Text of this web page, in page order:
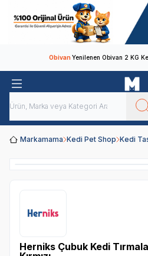
ObivanYenilenen Obivan 2 KG
Markamama Kedi Pet Shop Kedi
Herniks Çubuk Kedi